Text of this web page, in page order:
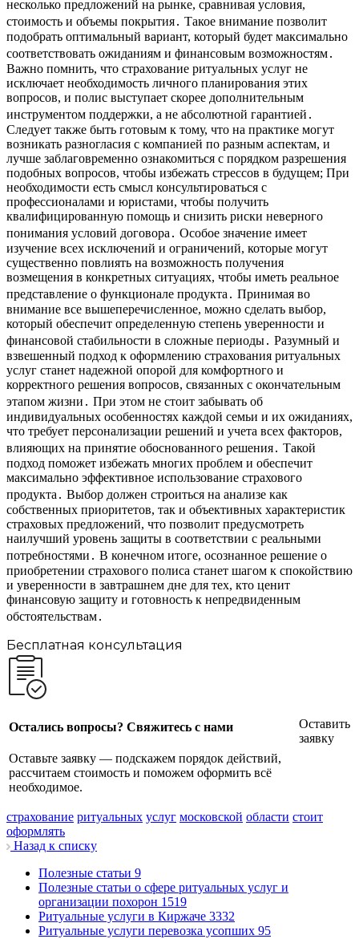
несколько предложений на рынке, сравнивая условия,
стоимость и объемы покрытия․ Такое внимание позволит
подобрать оптимальный вариант, который будет максимально
соответствовать ожиданиям и финансовым возможностям․
Важно помнить, что страхование ритуальных услуг не
исключает необходимость личного планирования этих
вопросов, и полис выступает скорее дополнительным
инструментом поддержки, а не абсолютной гарантией․
Следует также быть готовым к тому, что на практике могут
возникать разногласия с компанией по разным аспектам, и
лучше заблаговременно ознакомиться с порядком разрешения
подобных вопросов, чтобы избежать стрессов в будущем; При
необходимости есть смысл консультироваться с
профессионалами и юристами, чтобы получить
квалифицированную помощь и снизить риски неверного
понимания условий договора․ Особое значение имеет
изучение всех исключений и ограничений, которые могут
существенно повлиять на возможность получения
возмещения в конкретных ситуациях, чтобы иметь реальное
представление о функционале продукта․ Принимая во
внимание все вышеперечисленное, можно сделать выбор,
который обеспечит определенную степень уверенности и
финансовой стабильности в сложные периоды․ Разумный и
взвешенный подход к оформлению страхования ритуальных
услуг станет надежной опорой для комфортного и
корректного решения вопросов, связанных с окончательным
этапом жизни․ При этом не стоит забывать об
индивидуальных особенностях каждой семьи и их ожиданиях,
что требует персонализации решений и учета всех факторов,
влияющих на принятие обоснованного решения․ Такой
подход поможет избежать многих проблем и обеспечит
максимально эффективное использование страхового
продукта․ Выбор должен строиться на анализе как
собственных приоритетов, так и объективных характеристик
страховых предложений, что позволит предусмотреть
наилучший уровень защиты в соответствии с реальными
потребностями․ В конечном итоге, осознанное решение о
приобретении страхового полиса станет шагом к спокойствию
и уверенности в завтрашнем дне для тех, кто ценит
финансовую защиту и готовность к непредвиденным
обстоятельствам․
Бесплатная консультация
Остались вопросы? Свяжитесь с нами
Оставьте заявку — подскажем порядок действий,
рассчитаем стоимость и поможем оформить всё
необходимое.
Оставить
заявку
страхование ритуальных услуг московской области стоит
оформлять
Назад к списку
Полезные статьи 9
Полезные статьи о сфере ритуальных услуг и
организации похорон 1519
Ритуальные услуги в Киржаче 3332
Ритуальные услуги перевозка усопших 95